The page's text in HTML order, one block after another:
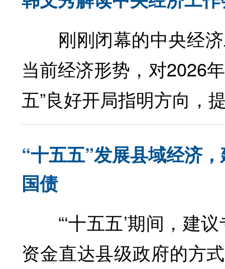
刚刚闭幕的中央经济
当前经济形势，对2026
五”良好开局指明方向，
“十五五”发展县域经济
国债
“‘十五五’期间，建议
资金直达县级政府的方